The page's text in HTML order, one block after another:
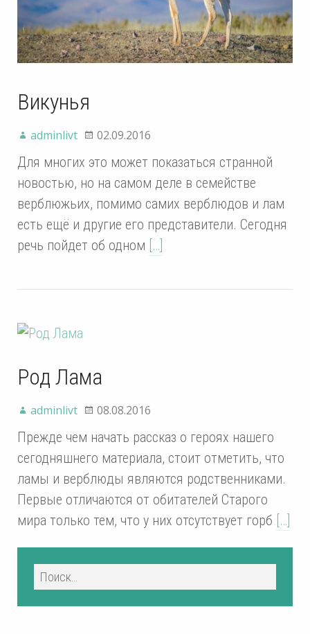
Викунья
adminlivt 02.09.2016
Для многих это может показаться странной
новостью, но на самом деле в семействе
верблюжьих, помимо самих верблюдов и лам
есть ещё и другие его представители. Сегодня
речь пойдет об одном […]
Род Лама
adminlivt 08.08.2016
Прежде чем начать рассказ о героях нашего
сегодняшнего материала, стоит отметить, что
ламы и верблюды являются родственниками.
Первые отличаются от обитателей Старого
мира только тем, что у них отсутствует горб […]